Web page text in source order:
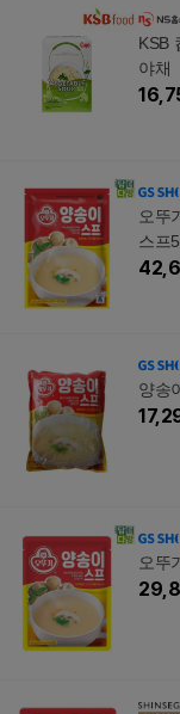
KSB
야채
오뚜
스프5
양송
오뚜